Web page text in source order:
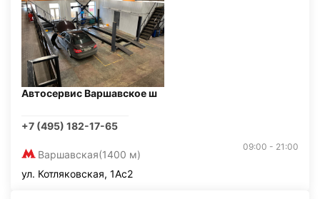
Автосервис Варшавское ш
+7 (495) 182-17-65
Варшавская(1400 м)
09:00 - 21:00
ул. Котляковская, 1Ас2